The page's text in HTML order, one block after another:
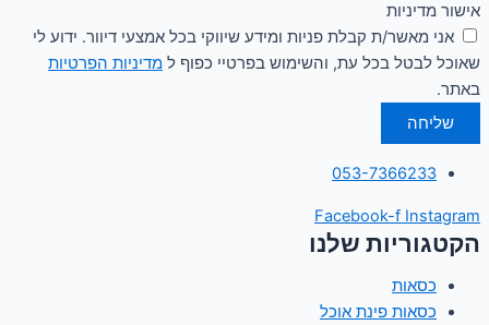
אישור מדיניות
אני מאשר/ת קבלת פניות ומידע שיווקי בכל אמצעי דיוור. ידוע לי
שאוכל לבטל בכל עת, והשימוש בפרטיי כפוף ל מדיניות הפרטיות
באתר.
שליחה
053-7366233
Facebook-f Instagram
הקטגוריות שלנו
כסאות
כסאות פינת אוכל